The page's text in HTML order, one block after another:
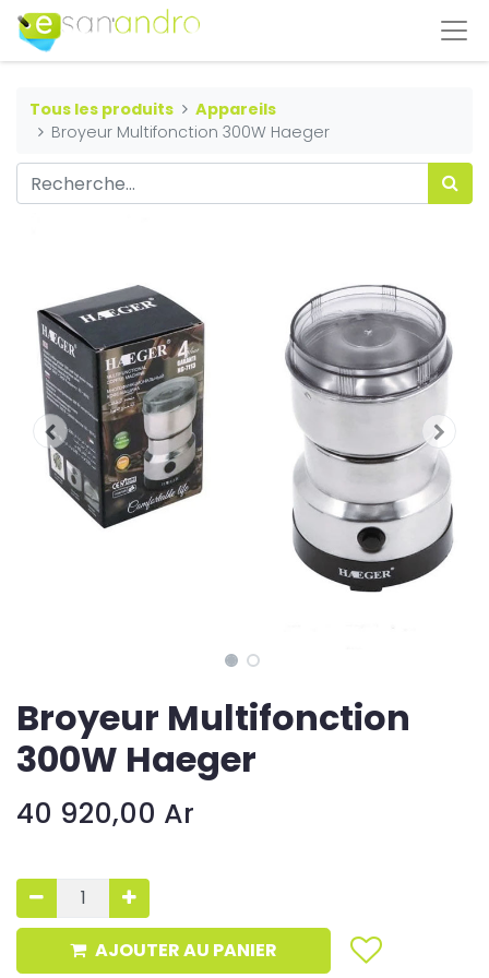
Tous les produits
Appareils
Broyeur Multifonction 300W Haeger
Broyeur Multifonction
300W Haeger
40 920,00 Ar
AJOUTER AU PANIER